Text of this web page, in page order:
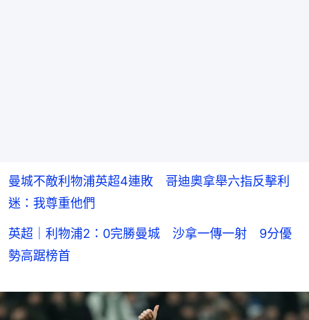
曼城不敵利物浦英超4連敗 哥迪奧拿舉六指反擊利
迷：我尊重他們
英超｜利物浦2：0完勝曼城 沙拿一傳一射 9分優
勢高踞榜首